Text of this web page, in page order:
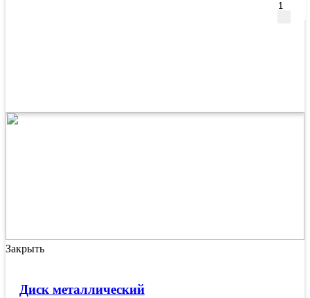
Закрыть
Диск металлический